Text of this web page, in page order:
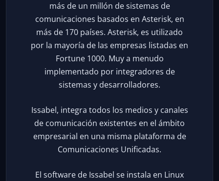
más de un millón de sistemas de
comunicaciones basados en Asterisk, en
más de 170 países. Asterisk, es utilizado
por la mayoría de las empresas listadas en
Fortune 1000. Muy a menudo
implementado por integradores de
sistemas y desarrolladores.
Issabel, integra todos los medios y canales
de comunicación existentes en el ámbito
empresarial en una misma plataforma de
Comunicaciones Unificadas.
El software de Issabel se instala en Linux